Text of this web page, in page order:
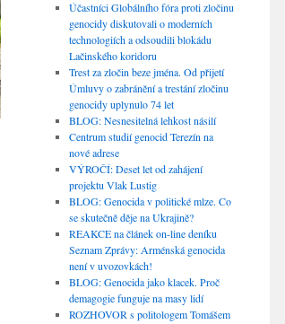
Účastníci Globálního fóra proti zločinu
genocidy diskutovali o moderních
technologiích a odsoudili blokádu
Lačinského koridoru
Trest za zločin beze jména. Od přijetí
Úmluvy o zabránění a trestání zločinu
genocidy uplynulo 74 let
BLOG: Nesnesitelná lehkost násilí
Centrum studií genocid Terezín na
nové adrese
VÝROČÍ: Deset let od zahájení
projektu Vlak Lustig
BLOG: Genocida v politické mlze. Co
se skutečně děje na Ukrajině?
REAKCE na článek on-line deníku
Seznam Zprávy: Arménská genocida
není v uvozovkách!
BLOG: Genocida jako klacek. Proč
demagogie funguje na masy lidí
ROZHOVOR s politologem Tomášem